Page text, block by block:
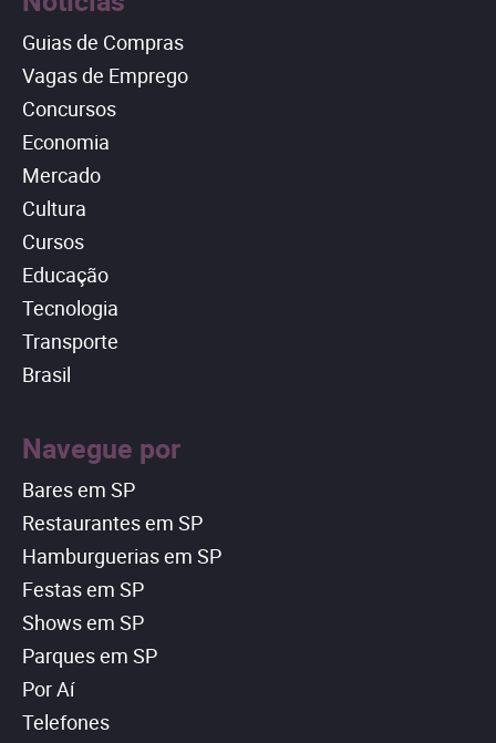
Guias de Compras
Vagas de Emprego
Concursos
Economia
Mercado
Cultura
Cursos
Educação
Tecnologia
Transporte
Brasil
Navegue por
Bares em SP
Restaurantes em SP
Hamburguerias em SP
Festas em SP
Shows em SP
Parques em SP
Por Aí
Telefones